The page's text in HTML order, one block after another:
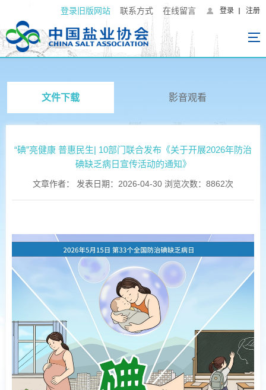
登录旧版网站 联系方式 在线留言 登录 注册
文件下载 影音观看
“碘”亮健康 普惠民生| 10部门联合发布《关于开展2026年防治
碘缺乏病日宣传活动的通知》
文章作者： 发表日期：2026-04-30 浏览次数：8862次